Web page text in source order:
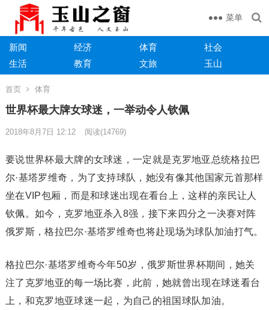
菜单
新闻 经济 体育
社会
生活
教育 文旅 玉山
首页 体育
世界杯最大牌女球迷，一举动令人钦佩
2018年8月7日 12:12 阅读(14769)
要说世界杯最大牌的女球迷，一定就是克罗地亚总统格拉巴
尔·基塔罗维奇，为了支持球队，她没有像其他国家元首那样
坐在VIP包厢，而是和球迷出现在看台上，这样的亲民让人
钦佩。如今，克罗地亚杀入8强，接下来四分之一决赛对阵
俄罗斯，格拉巴尔·基塔罗维奇也将赴现场为球队加油打气。
格拉巴尔·基塔罗维奇今年50岁，俄罗斯世界杯期间，她关
注了克罗地亚的每一场比赛，此前，她就曾出现在球迷看台
上，和克罗地亚球迷一起，为自己的祖国球队加油。